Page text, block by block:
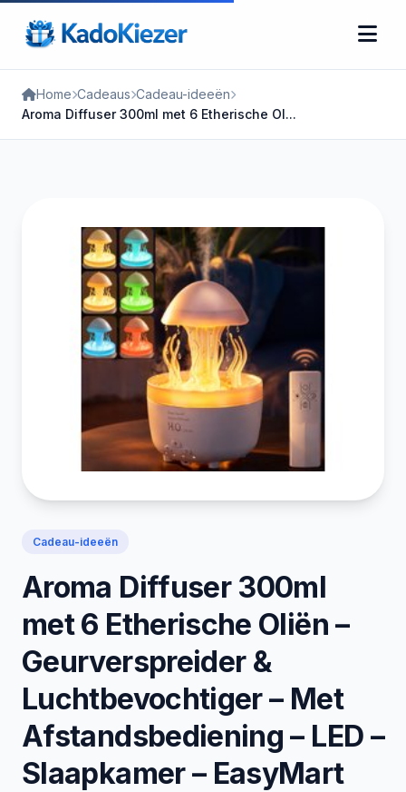
Home Cadeaus Cadeau-ideeën
Aroma Diffuser 300ml met 6 Etherische Ol...
Cadeau-ideeën
Aroma Diffuser 300ml
met 6 Etherische Oliën –
Geurverspreider &
Luchtbevochtiger – Met
Afstandsbediening – LED –
Slaapkamer – EasyMart